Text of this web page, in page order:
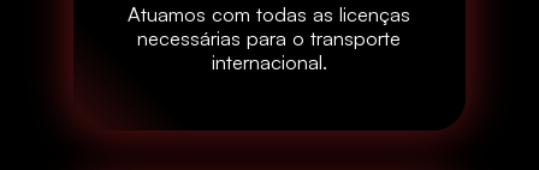
Atuamos com todas as licenças
necessárias para o transporte
internacional.